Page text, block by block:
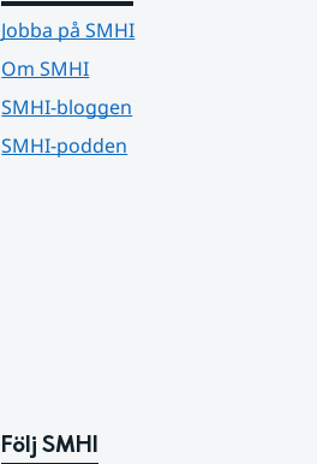
Jobba på SMHI
Om SMHI
SMHI-bloggen
SMHI-podden
Följ SMHI